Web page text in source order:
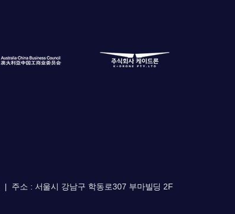
주소 : 서울시 강남구 학동로307 부마빌딩 2F